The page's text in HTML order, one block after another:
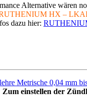
Alternative wären
HX –
dazu hier:
Metrische 0,04 mm
Zum einstellen der